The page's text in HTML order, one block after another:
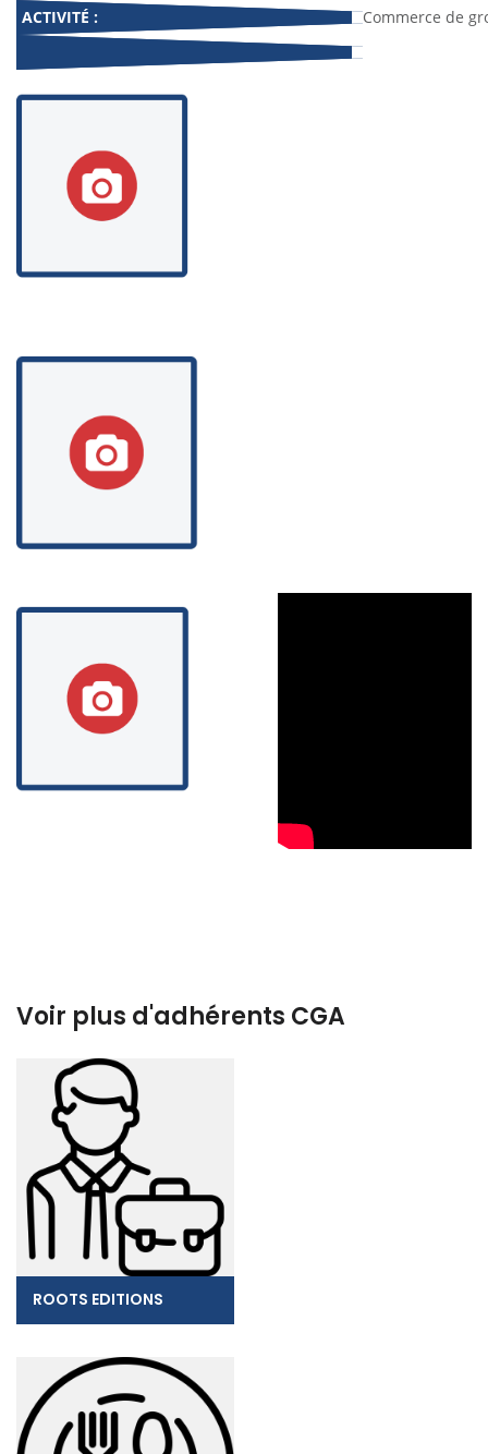
ACTIVITÉ :
Commerce de
Voir plus d'adhérents CGA
ROOTS EDITIONS